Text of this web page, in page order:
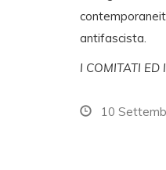
antifascista.
I COMITATI ED
10